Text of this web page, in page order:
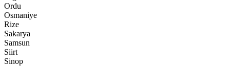
Ordu
Osmaniye
Rize
Sakarya
Samsun
Siirt
Sinop